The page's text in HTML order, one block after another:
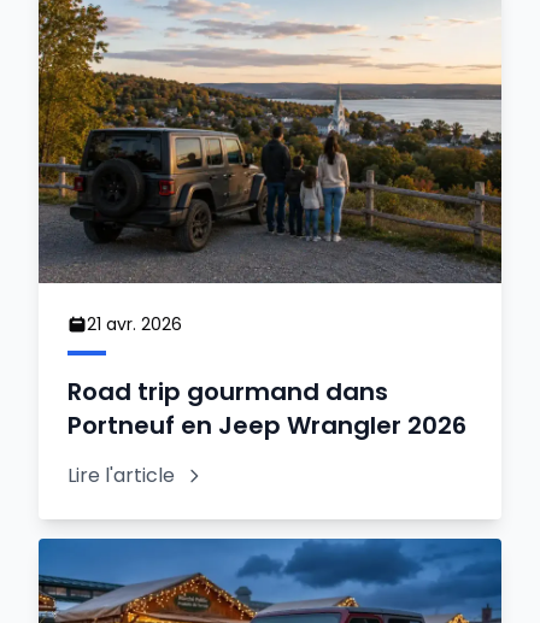
21 avr. 2026
Road trip gourmand dans
Portneuf en Jeep Wrangler 2026
Lire l'article